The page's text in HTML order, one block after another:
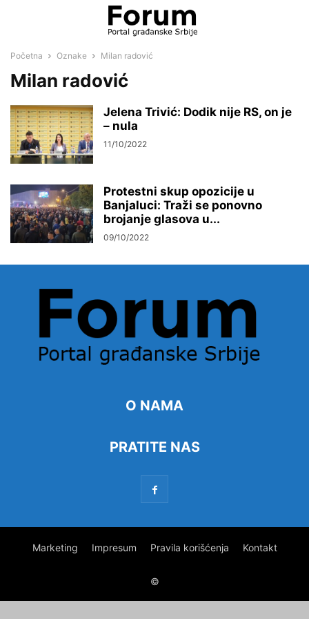
Početna Oznake Milan radović
Milan radović
Jelena Trivić: Dodik nije RS, on je
– nula
11/10/2022
Protestni skup opozicije u
Banjaluci: Traži se ponovno
brojanje glasova u...
09/10/2022
O NAMA
PRATITE NAS
Marketing Impresum Pravila korišćenja Kontakt
©